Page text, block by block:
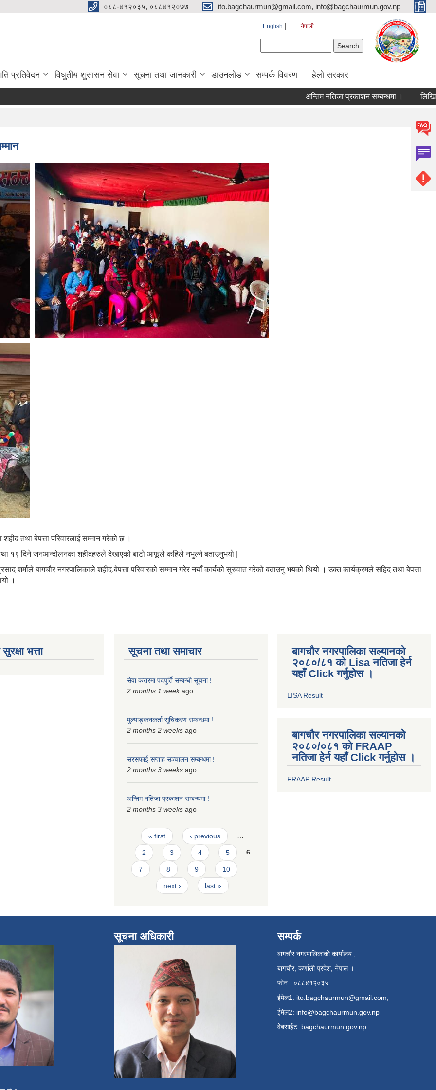
०८८-४१२०३५, ०८८४१२०७७ ito.bagchaurmun@gmail.com, info@bagchaurmun.gov.np
English नेपाली
प्रतिवेदन विधुतीय शुसासन सेवा सूचना तथा जानकारी डाउनलोड सम्पर्क विवरण हेलो सरकार
अन्तिम नतिजा प्रकाशन सम्बन्धमा । लिखित
तथा बेपत्ता परिवारलाई सम्मान गरेको छ ।
१९ दिने जनआन्दोलनका शहीदहरुले देखाएको बाटो आफूले कहिले नभुल्ने बताउनुभयो |
शर्माले बागचौर नगरपालिकाले शहीद,बेपत्ता परिवारको सम्मान गरेर नयाँ कार्यको सुरुवात गरेको बताउनु भयको थियो । उक्त कार्यक्रमले सहिद तथा बेपत्ता
।
भत्ता सूचना तथा समाचार
सेवा करारमा पदपुर्ति सम्बन्धी सूचना !
2 months 1 weekago
मुल्याङ्कनकर्ता सूचिकरण सम्बन्धमा !
2 months 2 weeks ago
सरसफाई सप्ताह सञ्चालन सम्बन्धमा !
2 months 3 weeks ago
अन्तिम नतिजा प्रकाशन सम्बन्धमा !
2 months 3 weeks ago
Pages
« first ‹ previous …
2 3 4 5 6
7 8 9 10 …
next › last »
बागचौर नगरपालिका सल्यानको
२०८०/८१ को Lisa नतिजा हेर्न
यहाँ Click गर्नुहोस ।
LISA Result
बागचौर नगरपालिका सल्यानको
२०८०/०८१ को FRAAP
नतिजा हेर्न यहाँ Click गर्नुहोस ।
FRAAP Result
सूचना अधिकारी सम्पर्क
बागचौर नगरपालिकाको कार्यालय ,
बागचौर, कर्णाली प्रदेश, नेपाल ।
फोन : ०८८४१२०३५
ईमेल1: ito.bagchaurmun@gmail.com
ईमेल2: info@bagchaurmun.gov.np
वे‍बसाईट: bagchaurmun.gov.np